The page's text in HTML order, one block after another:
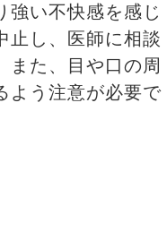
強い不快感を感じ
止し、医師に相談
また、目や口の周
よう注意が必要で